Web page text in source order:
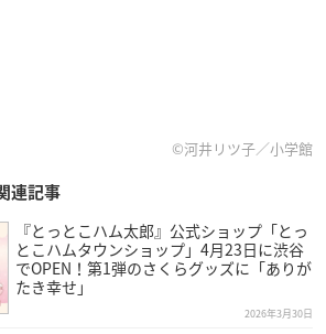
©河井リツ子／小学館
連記事
『とっとこハム太郎』公式ショップ「とっ
とこハムタウンショップ」4月23日に渋谷
でOPEN！第1弾のさくらグッズに「ありが
たき幸せ」
2026年3月30日